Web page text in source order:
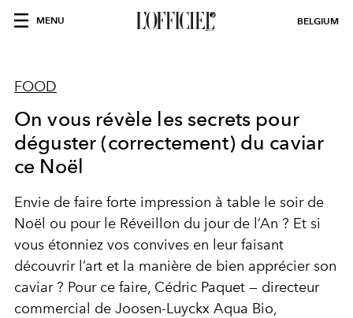
MENU BELGIUM
FOOD
On vous révèle les secrets pour
déguster (correctement) du caviar
ce Noël
Envie de faire forte impression à table le soir de
Noël ou pour le Réveillon du jour de l’An ? Et si
vous étonniez vos convives en leur faisant
découvrir l’art et la manière de bien apprécier son
caviar ? Pour ce faire, Cédric Paquet — directeur
commercial de Joosen-Luyckx Aqua Bio,